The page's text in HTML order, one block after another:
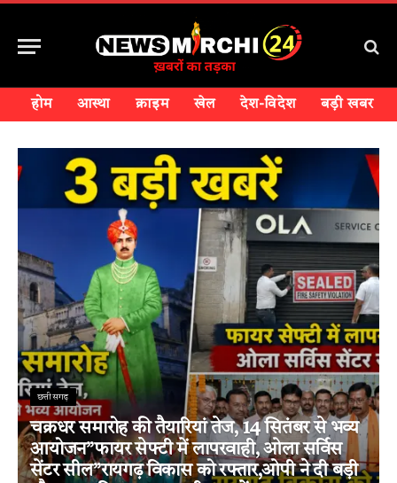
होम आस्था क्राइम खेल देश-विदेश बड़ी खबर
छत्तीसगढ़
चक्रधर समारोह की तैयारियां तेज, 14 सितंबर से भव्य
आयोजन”फायर सेफ्टी में लापरवाही, ओला सर्विस
सेंटर सील”रायगढ़ विकास को रफ्तार,ओपी ने दी बड़ी